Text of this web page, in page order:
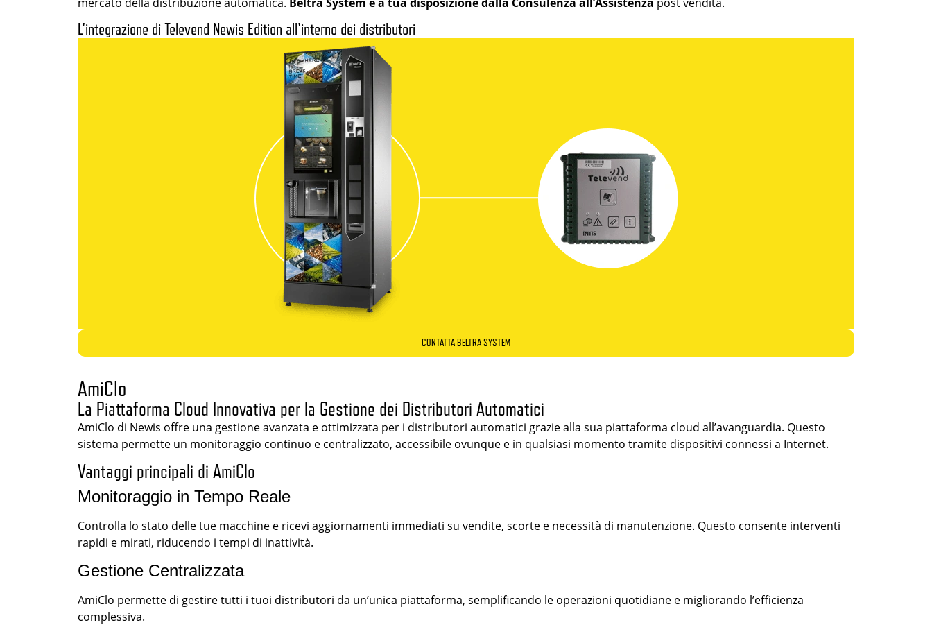
mercato della distribuzione automatica. Beltra System è a tua disposizione dalla Consulenza all’Assistenza post vendita.
L'integrazione di Televend Newis Edition all'interno dei distributori
CONTATTA BELTRA SYSTEM
AmiClo
La Piattaforma Cloud Innovativa per la Gestione dei Distributori Automatici
AmiClo di Newis offre una gestione avanzata e ottimizzata per i distributori automatici grazie alla sua piattaforma cloud all’avanguardia. Questo
sistema permette un monitoraggio continuo e centralizzato, accessibile ovunque e in qualsiasi momento tramite dispositivi connessi a Internet.
Vantaggi principali di AmiClo
Monitoraggio in Tempo Reale
Controlla lo stato delle tue macchine e ricevi aggiornamenti immediati su vendite, scorte e necessità di manutenzione. Questo consente interventi
rapidi e mirati, riducendo i tempi di inattività.
Gestione Centralizzata
AmiClo permette di gestire tutti i tuoi distributori da un’unica piattaforma, semplificando le operazioni quotidiane e migliorando l’efficienza
complessiva.